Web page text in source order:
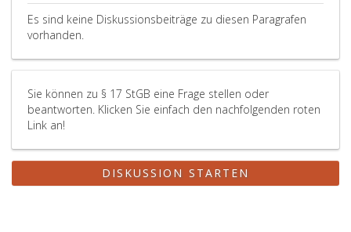
Es sind keine Diskussionsbeiträge zu diesen Paragrafen
vorhanden.
Sie können zu § 17 StGB eine Frage stellen oder
beantworten. Klicken Sie einfach den nachfolgenden roten
Link an!
DISKUSSION STARTEN